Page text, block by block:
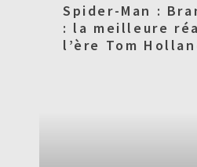
Spider-Man :
: la meilleure
l’ère Tom